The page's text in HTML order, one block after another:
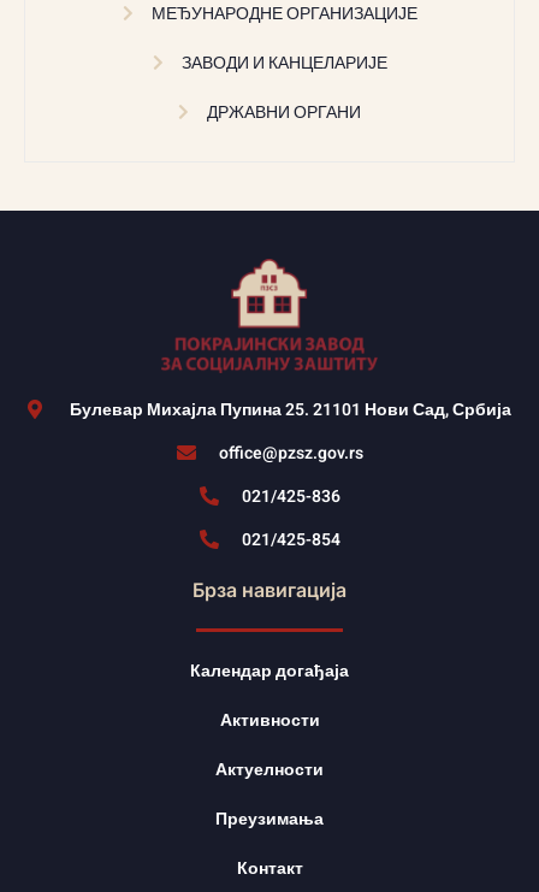
МЕЂУНАРОДНЕ ОРГАНИЗАЦИЈЕ
ЗАВОДИ И КАНЦЕЛАРИЈЕ
ДРЖАВНИ ОРГАНИ
Булевар Михајла Пупина 25. 21101 Нови Сад, Србија
office@pzsz.gov.rs
021/425-836
021/425-854
Брза навигација
Календар догађаја
Активности
Актуелности
Преузимања
Контакт